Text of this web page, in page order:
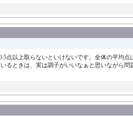
点以上取らないといけないです。全体の平均
ときは、実は調子がいいなぁと思いながら